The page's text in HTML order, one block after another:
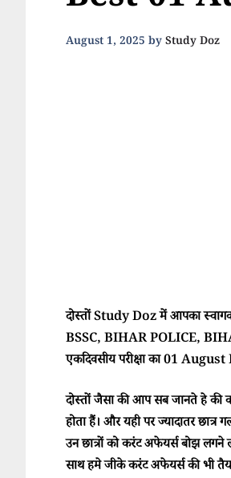
August 1, 2025 byStudy Doz
दोस्तों Study Doz में आपका
BSSC, BIHAR POLICE,
एकदिवसीय परीक्षा का 01
दोस्तों जैसा की आप सब जानते हे की
होता हैं। और यही पर ज्यादातर
उन छात्रों को करंट अफेयर्स बोझ लगने
साथ हमे जीके करंट अफेयर्स की भी